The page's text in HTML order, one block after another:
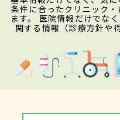
条件に合ったクリニック
ます。 医院情報だけでな
関する情報（診療方針や